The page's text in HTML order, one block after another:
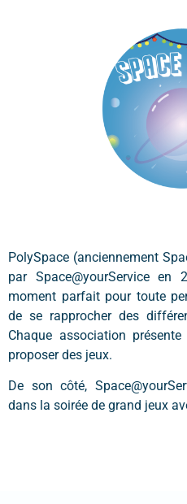
PolySpace (anciennement
par Space@yourService
moment parfait pour toute
de se rapprocher des
Chaque association
proposer des jeux.
De son côté,
dans la soirée de grand jeux